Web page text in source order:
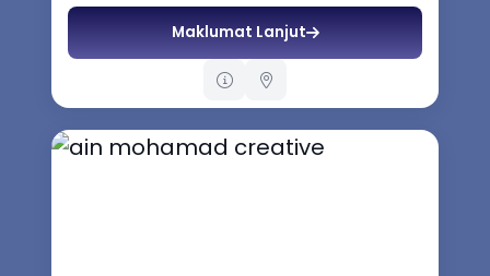
Maklumat Lanjut